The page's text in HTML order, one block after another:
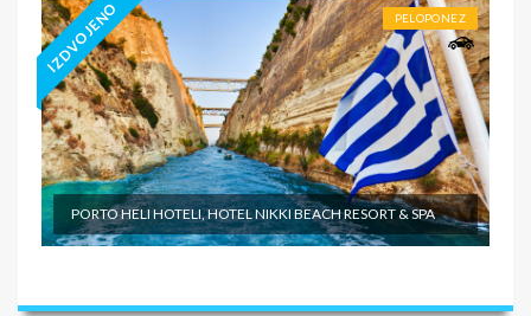
IZDVOJENO PELOPONEZ
PORTO HELI HOTELI, HOTEL NIKKI BEACH RESORT & SPA